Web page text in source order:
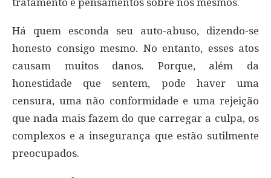
Há quem esconda seu auto-abuso, dizendo-se
honesto consigo mesmo. No entanto, esses atos
causam muitos danos. Porque, além da
honestidade que sentem, pode haver uma
censura, uma não conformidade e uma rejeição
que nada mais fazem do que carregar a culpa, os
complexos e a insegurança que estão sutilmente
preocupados.